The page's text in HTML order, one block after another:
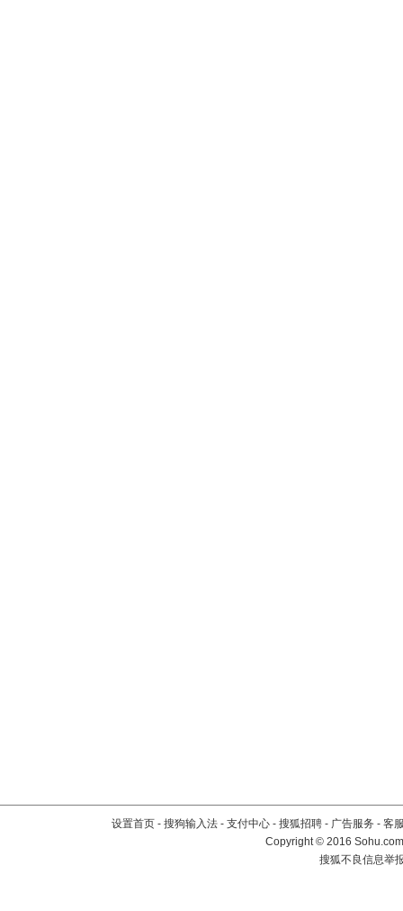
设置首页 - 搜狗输入法 - 支付中心 - 搜狐招聘 - 广告服务 - 客
Copyright©2016
搜狐不良信息举